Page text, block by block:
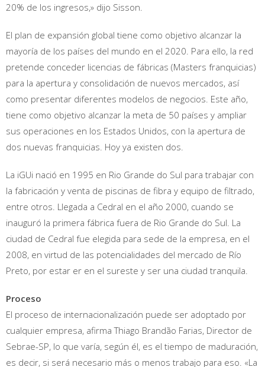
20% de los ingresos,» dijo Sisson.
El plan de expansión global tiene como objetivo alcanzar la
mayoría de los países del mundo en el 2020. Para ello, la red
pretende conceder licencias de fábricas (Masters franquicias)
para la apertura y consolidación de nuevos mercados, así
como presentar diferentes modelos de negocios. Este año,
tiene como objetivo alcanzar la meta de 50 países y ampliar
sus operaciones en los Estados Unidos, con la apertura de
dos nuevas franquicias. Hoy ya existen dos.
La iGUi nació en 1995 en Rio Grande do Sul para trabajar con
la fabricación y venta de piscinas de fibra y equipo de filtrado,
entre otros. Llegada a Cedral en el año 2000, cuando se
inauguró la primera fábrica fuera de Rio Grande do Sul. La
ciudad de Cedral fue elegida para sede de la empresa, en el
2008, en virtud de las potencialidades del mercado de Río
Preto, por estar er en el sureste y ser una ciudad tranquila.
Proceso
El proceso de internacionalización puede ser adoptado por
cualquier empresa, afirma Thiago Brandão Farias, Director de
Sebrae-SP, lo que varía, según él, es el tiempo de maduración,
es decir, si será necesario más o menos trabajo para eso. «La